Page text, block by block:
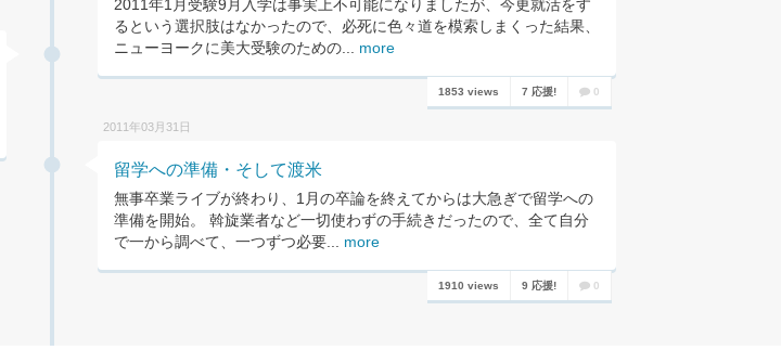
2011年1月受験9月入学は事実上不可能になりましたが、今更就活をす
るという選択肢はなかったので、必死に色々道を模索しまくった結果、
ニューヨークに美大受験のための... more
1853 views 7 応援! 0
留学への準備・そして渡米
無事卒業ライブが終わり、1月の卒論を終えてからは大急ぎで留学への
準備を開始。 斡旋業者など一切使わずの手続きだったので、全て自分
で一から調べて、一つずつ必要... more
2011年03月31日
1910 views 9 応援! 0